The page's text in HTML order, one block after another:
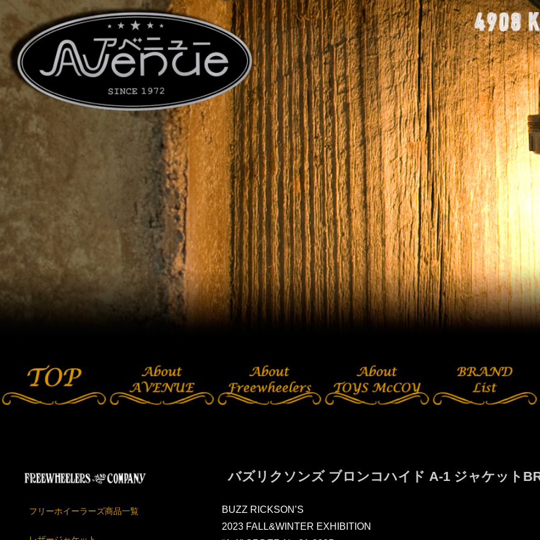
バズリクソンズ ブロンコハイド A-1 ジャケット
BUZZ RICKSON’S
2023 FALL&WINTER EXHIBITION
フリーホイーラーズ商品一覧